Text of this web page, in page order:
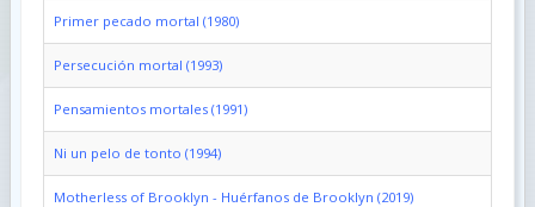
Primer pecado mortal (1980)
Persecución mortal (1993)
Pensamientos mortales (1991)
Ni un pelo de tonto (1994)
Motherless of Brooklyn - Huérfanos de Brooklyn (2019)